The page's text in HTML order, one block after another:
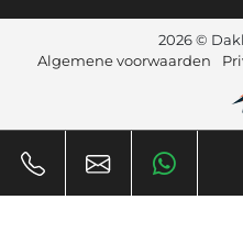
2026 ©
Algemene voorwaarden